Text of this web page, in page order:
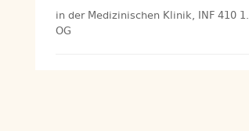
in der Medizinischen Klinik, INF 410 1.
OG